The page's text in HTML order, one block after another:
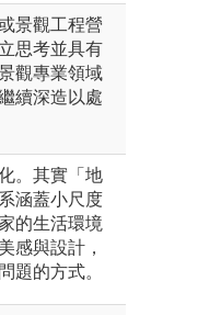
景觀工程營
思考並具有
觀專業領域
續深造以處
。其實「地
涵蓋小尺度
的生活環境
感與設計，
題的方式。